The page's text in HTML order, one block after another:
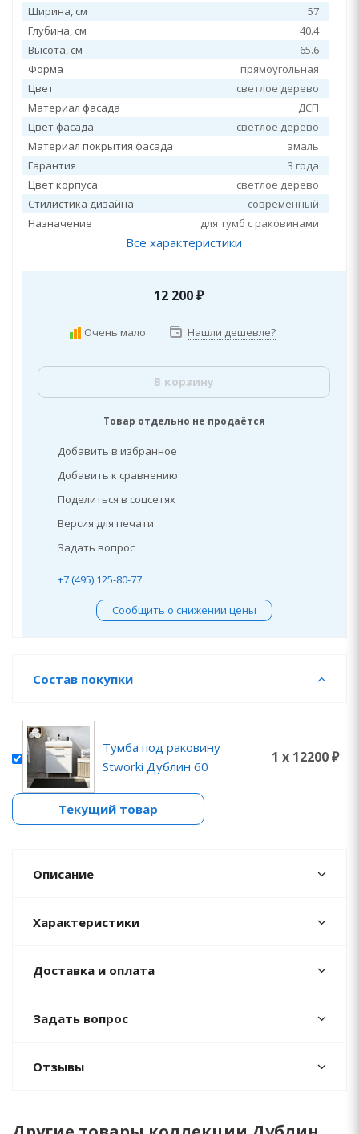
Ширина, см
57
Глубина, см
40.4
Высота, см
65.6
Форма
прямоугольная
Цвет
светлое дерево
Материал фасада
ДСП
Цвет фасада
светлое дерево
Материал покрытия фасада
эмаль
Гарантия
3 года
Цвет корпуса
светлое дерево
Стилистика дизайна
современный
Назначение
для тумб с раковинами
Все характеристики
12 200₽
Очень мало Нашли дешевле?
В корзину
Товар отдельно не продаётся
Добавить в избранное
Добавить к сравнению
Поделиться в соцсетях
Версия для печати
Задать вопрос
+7 (495) 125-80-77
Сообщить о снижении цены
Состав покупки
Тумба под раковину
Stworki Дублин 60
1 x 12200 ₽
Текущий товар
Описание
Характеристики
Доставка и оплата
Задать вопрос
Отзывы